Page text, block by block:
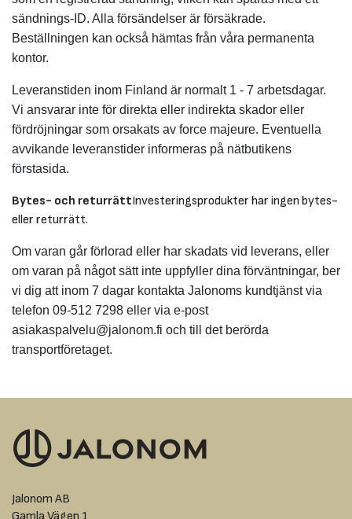
sändnings-ID. Alla försändelser är försäkrade.
Beställningen kan också hämtas från våra permanenta
kontor.
Leveranstiden inom Finland är normalt 1 - 7 arbetsdagar.
Vi ansvarar inte för direkta eller indirekta skador eller
fördröjningar som orsakats av force majeure. Eventuella
avvikande leveranstider informeras på nätbutikens
förstasida.
Bytes- och returrättInvesteringsprodukter har ingen bytes-
eller returrätt.
Om varan går förlorad eller har skadats vid leverans, eller
om varan på något sätt inte uppfyller dina förväntningar, ber
vi dig att inom 7 dagar kontakta Jalonoms kundtjänst via
telefon 09-512 7298 eller via e-post
asiakaspalvelu@jalonom.fi och till det berörda
transportföretaget.
Jalonom AB